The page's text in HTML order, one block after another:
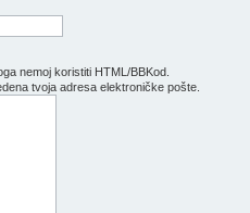
nemoj koristiti HTML/BBKod.
tvoja adresa elektroničke pošte.